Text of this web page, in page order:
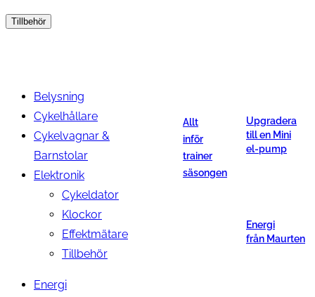
Tillbehör
Belysning
Cykelhållare
Cykelvagnar &
Barnstolar
Elektronik
Cykeldator
Klockor
Effektmätare
Tillbehör
Energi
Allt
inför
trainer
säsongen
Upgradera
till en Mini
el-pump
Energi
från Maurten